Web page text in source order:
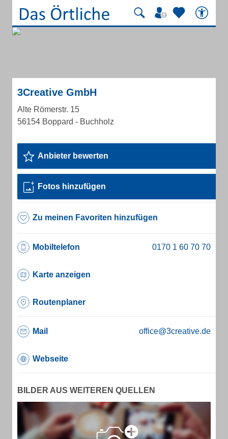
3Creative GmbH
Alte Römerstr. 15
56154 Boppard - Buchholz
Anbieter bewerten
Fotos hinzufügen
Zu meinen Favoriten hinzufügen
Mobiltelefon
Karte anzeigen
Routenplaner
Mail office@3creative.de
Webseite
BILDER AUS WEITEREN QUELLEN